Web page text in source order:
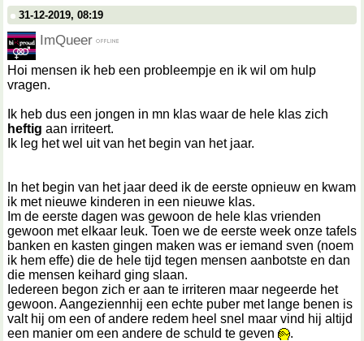
31-12-2019, 08:19
ImQueer
Hoi mensen ik heb een probleempje en ik wil om hulp
vragen.
Ik heb dus een jongen in mn klas waar de hele klas zich
heftig aan irriteert.
Ik leg het wel uit van het begin van het jaar.
In het begin van het jaar deed ik de eerste opnieuw en kwam
ik met nieuwe kinderen in een nieuwe klas.
Im de eerste dagen was gewoon de hele klas vrienden
gewoon met elkaar leuk. Toen we de eerste week onze tafels
banken en kasten gingen maken was er iemand sven (noem
ik hem effe) die de hele tijd tegen mensen aanbotste en dan
die mensen keihard ging slaan.
Iedereen begon zich er aan te irriteren maar negeerde het
gewoon. Aangeziennhij een echte puber met lange benen is
valt hij om een of andere redem heel snel maar vind hij altijd
een manier om een andere de schuld te geven
.